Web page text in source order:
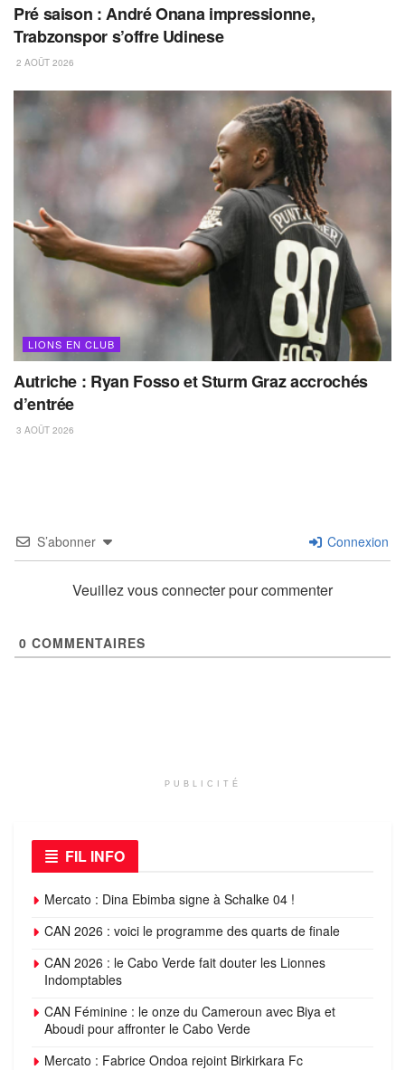
Pré saison : André Onana impressionne,
Trabzonspor s’offre Udinese
2 AOÛT 2026
LIONS EN CLUB
Autriche : Ryan Fosso et Sturm Graz accrochés
d’entrée
3 AOÛT 2026
S’abonner Connexion
Veuillez vous connecter pour commenter
0 COMMENTAIRES
PUBLICITÉ
FIL INFO
Mercato : Dina Ebimba signe à Schalke 04 !
CAN 2026 : voici le programme des quarts de finale
CAN 2026 : le Cabo Verde fait douter les Lionnes
Indomptables
CAN Féminine : le onze du Cameroun avec Biya et
Aboudi pour affronter le Cabo Verde
Mercato : Fabrice Ondoa rejoint Birkirkara Fc